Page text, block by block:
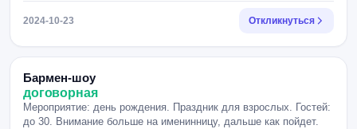
2024-10-23 Откликнуться
Бармен-шоу
договорная
Мероприятие: день рождения. Праздник для взрослых. Гостей:
до 30. Внимание больше на именинницу, дальше как пойдет.